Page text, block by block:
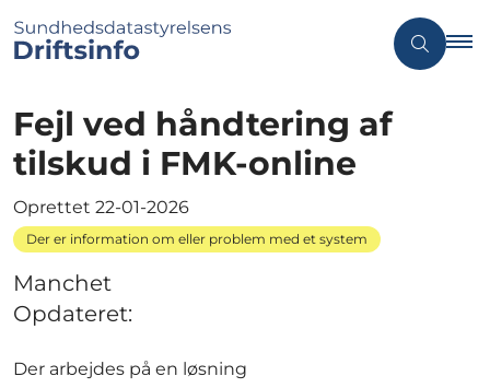
Fejl ved håndtering af
tilskud i FMK-online
Oprettet 22-01-2026
Der er information om eller problem med et system
Manchet
Opdateret:
Der arbejdes på en løsning